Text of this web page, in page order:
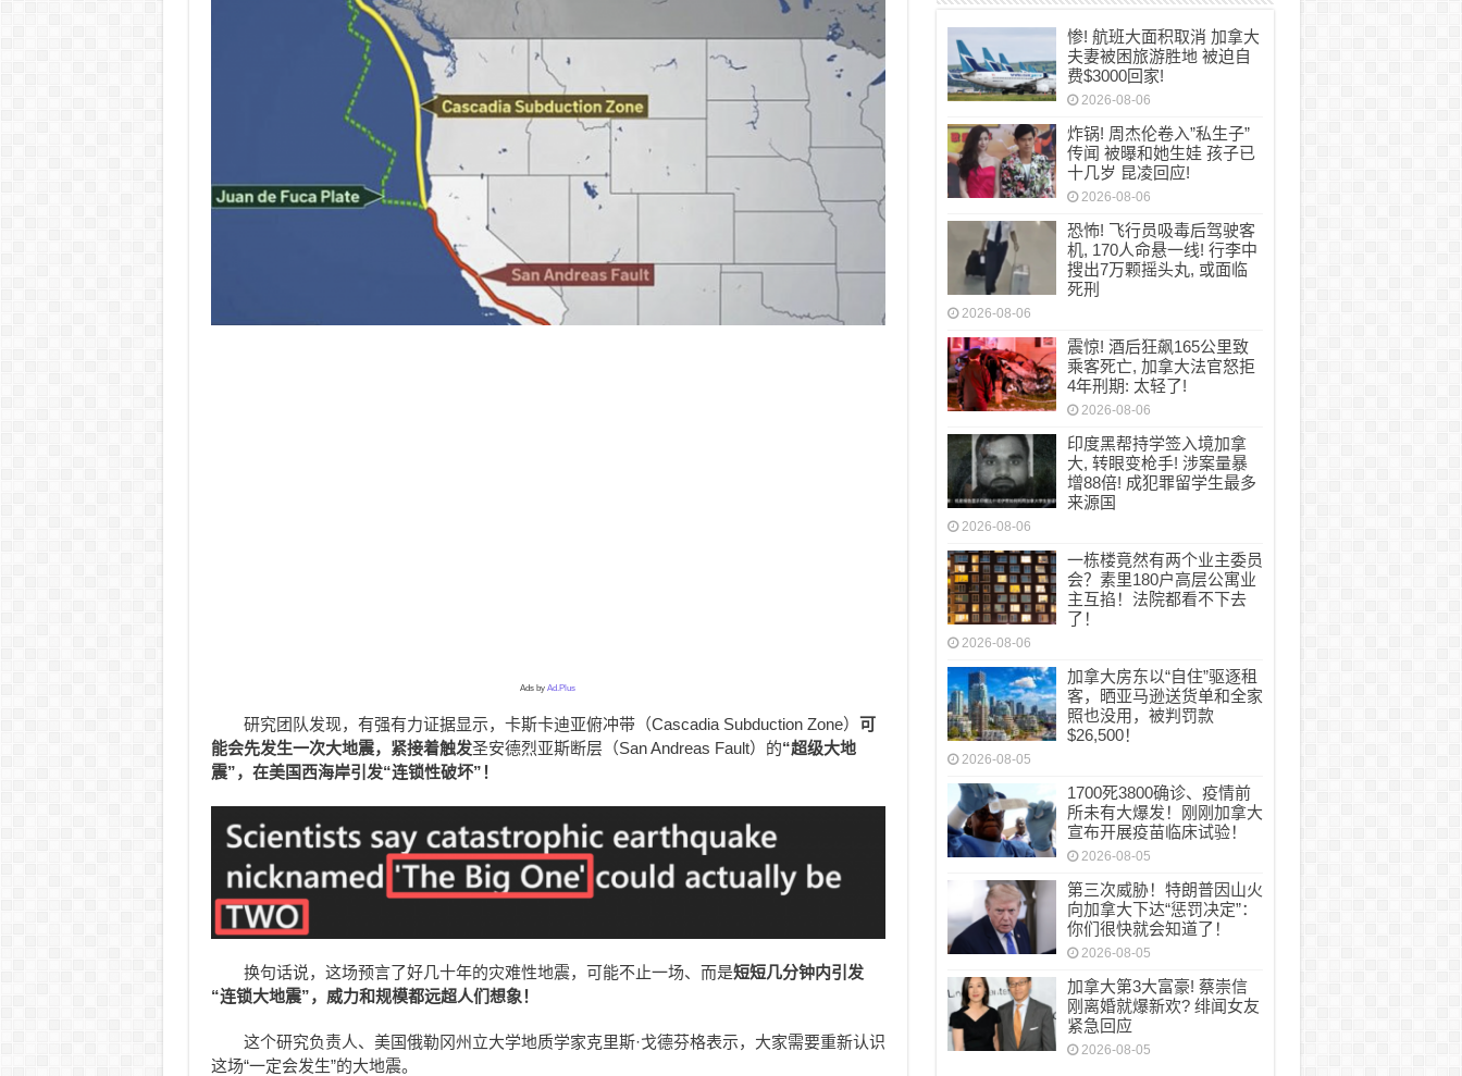
Ads by Ad.Plus
研究团队发现，有强有力证据显示，卡斯卡迪亚俯冲带（Cascadia Subduction Zone） 可
能会先发生一次大地震，紧接着触发圣安德烈亚斯断层（San Andreas Fault）的“超级大地
震”，在美国西海岸引发“连锁性破坏”！
换句话说，这场预言了好几十年的灾难性地震，可能不止一场、而是短短几分钟内引发
“连锁大地震”，威力和规模都远超人们想象！
这个研究负责人、美国俄勒冈州立大学地质学家克里斯·戈德芬格表示，大家需要重新认识
这场“一定会发生”的大地震。
惨! 航班大面积取消 加拿大
夫妻被困旅游胜地 被迫自
费$3000回家!
2026-08-06
炸锅! 周杰伦卷入”私生子”
传闻 被曝和她生娃 孩子已
十几岁 昆凌回应!
2026-08-06
恐怖! 飞行员吸毒后驾驶客
机, 170人命悬一线! 行李中
搜出7万颗摇头丸, 或面临
死刑
2026-08-06
震惊! 酒后狂飙165公里致
乘客死亡, 加拿大法官怒拒
4年刑期: 太轻了!
2026-08-06
印度黑帮持学签入境加拿
大, 转眼变枪手! 涉案量暴
增88倍! 成犯罪留学生最多
来源国
2026-08-06
一栋楼竟然有两个业主委员
会？素里180户高层公寓业
主互掐！法院都看不下去
了！
2026-08-06
加拿大房东以“自住”驱逐租
客，晒亚马逊送货单和全家
照也没用，被判罚款
$26,500！
2026-08-05
1700死3800确诊、疫情前
所未有大爆发！刚刚加拿大
宣布开展疫苗临床试验！
2026-08-05
第三次威胁！特朗普因山火
向加拿大下达“惩罚决定”：
你们很快就会知道了！
2026-08-05
加拿大第3大富豪! 蔡崇信
刚离婚就爆新欢? 绯闻女友
紧急回应
2026-08-05